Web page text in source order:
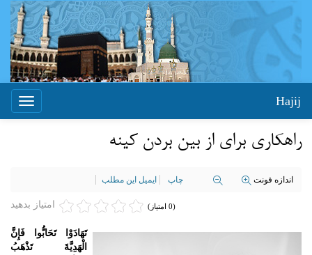
Toggle
Hajij
راهکاری برای از بین بردن کینه
اندازه فونت چاپ ایمیل این مطلب
امتیاز بدهید (0 امتیاز)
تَهَادَوْا تَحَابُّوا فَإِنَّ
الْهَدِیَّةَ تَذْهَبُ